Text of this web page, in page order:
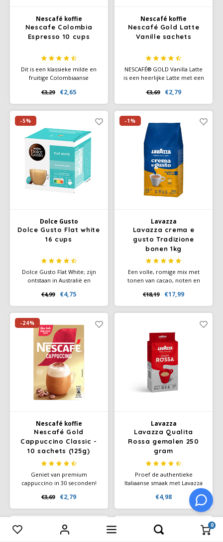
0
Nescafé koffie
Nescafe Colombia
Espresso 10 cups
Dit is een klassieke milde en
fruitige Colombiaanse
heeft een goede smaak met
koffie-intensiteit 6. Maak een
goede keuze met Farmers
Origins - Colombia Espresso
koffiecapsules.
€3,29 €2,65
Nescafé koffie
Nescafé Gold Latte
Vanille sachets
NESCAFÉ® GOLD Vanilla Latte
is een heerlijke Latte met een
eenvoudig te bereiden om er
zo binnen enkele seconden
van te genieten.
€3,69 €2,79
-5%
Dolce Gusto
Dolce Gusto Flat white
16 cups
Dolce Gusto Flat White; zijn
ontstaan in Australië en
reputatie aan de fijne,
fluweelzachte melk, die
voorzichtig in een sterke
Espresso is gegoten, waardoor
de unieke, zachte textuur van
deze koffie ontstaat.
€4,99 €4,75
-1%
Lavazza
Lavazza crema e
gusto Tradizione
bonen 1kg
Een volle, romige mix met
tonen van cacao, noten en
voor espresso en
melkdranken.
€18,19 €17,99
-24%
Nescafé koffie
Nescafé Gold
Cappuccino Classic -
10 sachets (125g)
Geniet van premium
cappuccino in 30 seconden!
sachets (10x12,5g) -
authentieke Italiaanse smaak
zonder gedoe. Ideaal voor
thuis en kantoor.
€3,69 €2,79
Lavazza
Lavazza Qualita
Rossa gemalen 250
gram
Proef de authentieke
Italiaanse smaak met Lavazza
Qualità Rossa – een melange
die jouw dagelijkse
koffiemoment bijzonder
maakt.
€4,98
-14%
Vergelijk producten 0